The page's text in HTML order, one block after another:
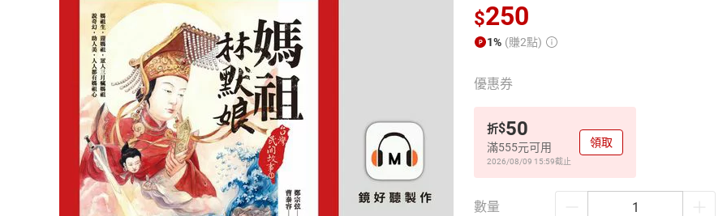
$250
1% (賺2點)
優惠券
折$50
滿555元可用
2026/08/09 15:59截止
領取
數量